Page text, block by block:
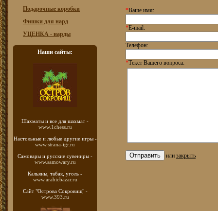
Подарочные коробки
Фишки для нард
УЦЕНКА - нарды
Наши сайты:
Шахматы и все для шахмат -
www.1chess.ru
Настольные и любые другие игры -
www.strana-igr.ru
Самовары и русские сувениры -
www.samowary.ru
Кальяны, табак, уголь -
www.arabicbazar.ru
Сайт "Острова Сокровищ" -
www.393.ru
*Ваше имя:
*E-mail:
Телефон:
*Текст Вашего вопроса:
или закрыть